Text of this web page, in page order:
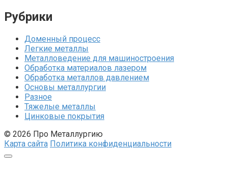
Рубрики
Доменный процесс
Легкие металлы
Металловедение для машиностроения
Обработка материалов лазером
Обработка металлов давлением
Основы металлургии
Разное
Тяжелые металлы
Цинковые покрытия
© 2026 Про Металлургию
Карта сайта Политика конфиденциальности